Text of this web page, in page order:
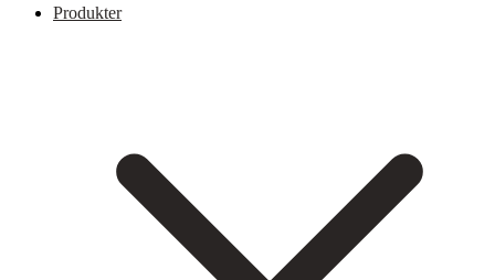
Produkter